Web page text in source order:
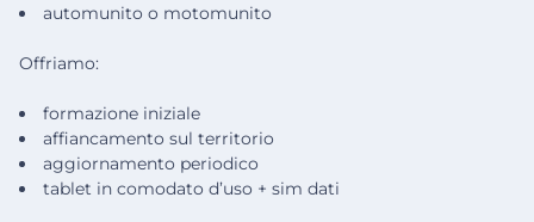
automunito o motomunito
Offriamo:
formazione iniziale
affiancamento sul territorio
aggiornamento periodico
tablet in comodato d’uso + sim dati